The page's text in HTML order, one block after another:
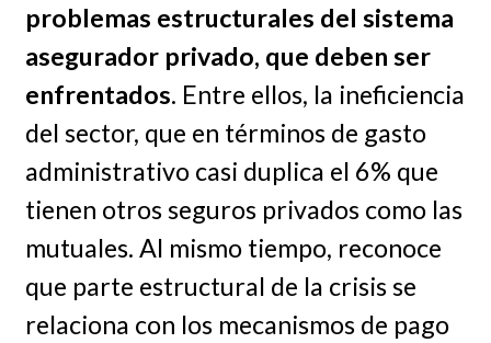
problemas estructurales del sistema
asegurador privado, que deben ser
enfrentados. Entre ellos, la ineficiencia
del sector, que en términos de gasto
administrativo casi duplica el 6% que
tienen otros seguros privados como las
mutuales. Al mismo tiempo, reconoce
que parte estructural de la crisis se
relaciona con los mecanismos de pago